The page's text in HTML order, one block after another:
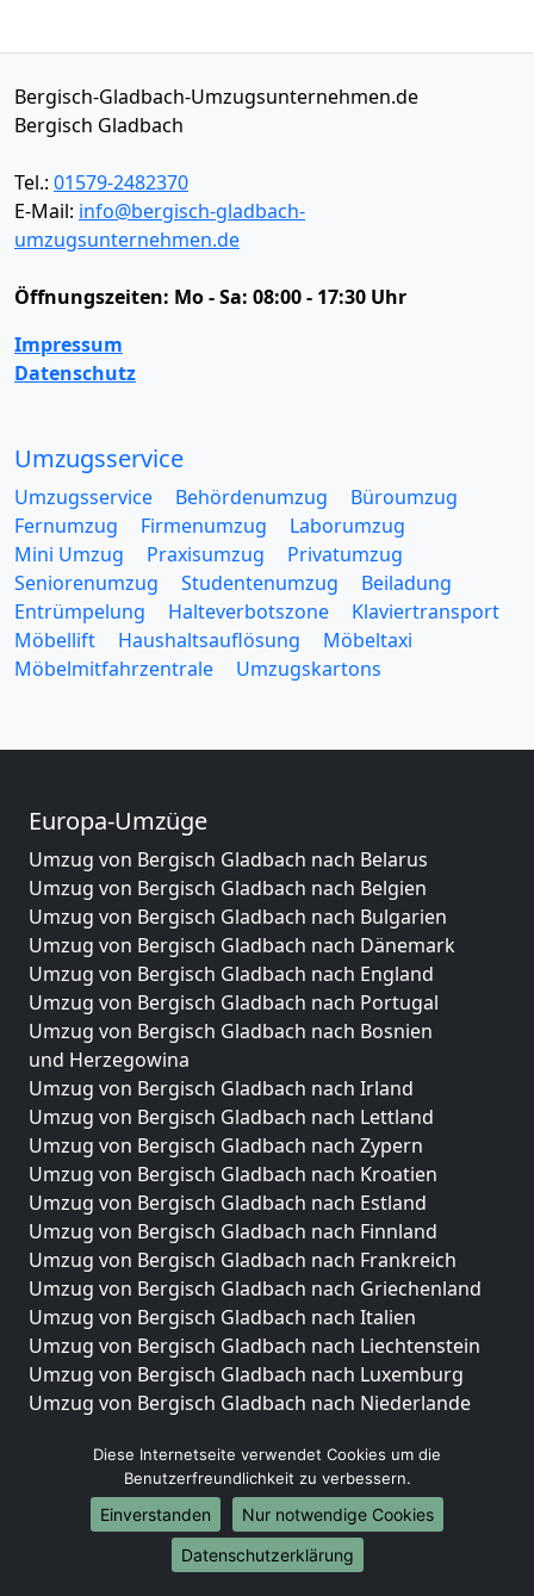
Bergisch-Gladbach-Umzugsunternehmen.de
Bergisch Gladbach
Tel.: 01579-2482370
E-Mail: info@bergisch-gladbach-
umzugsunternehmen.de
Öffnungszeiten: Mo - Sa: 08:00 - 17:30 Uhr
Impressum
Datenschutz
Umzugsservice
Umzugsservice Behördenumzug
Büroumzug
Fernumzug
Firmenumzug
Laborumzug
Mini Umzug
Praxisumzug
Privatumzug
Seniorenumzug
Studentenumzug
Beiladung
Entrümpelung
Halteverbotszone
Klaviertransport
Möbellift
Haushaltsauflösung
Möbeltaxi
Möbelmitfahrzentrale
Umzugskartons
Europa-Umzüge
Umzug von Bergisch Gladbach nach Belarus
Umzug von Bergisch Gladbach nach Belgien
Umzug von Bergisch Gladbach nach Bulgarien
Umzug von Bergisch Gladbach nach Dänemark
Umzug von Bergisch Gladbach nach England
Umzug von Bergisch Gladbach nach Portugal
Umzug von Bergisch Gladbach nach Bosnien
und Herzegowina
Umzug von Bergisch Gladbach nach Irland
Umzug von Bergisch Gladbach nach Lettland
Umzug von Bergisch Gladbach nach Zypern
Umzug von Bergisch Gladbach nach Kroatien
Umzug von Bergisch Gladbach nach Estland
Umzug von Bergisch Gladbach nach Finnland
Umzug von Bergisch Gladbach nach Frankreich
Umzug von Bergisch Gladbach nach Griechenland
Umzug von Bergisch Gladbach nach Italien
Umzug von Bergisch Gladbach nach Liechtenstein
Umzug von Bergisch Gladbach nach Luxemburg
Umzug von Bergisch Gladbach nach Niederlande
Umzüge-Deutschlandweit
Umzug von Bergisch Gladbach nach Berlin
Umzug von Bergisch Gladbach nach Hamburg
Umzug von Bergisch Gladbach nach München
Diese Internetseite verwendet Cookies um die
Benutzerfreundlichkeit zu verbessern.
Einverstanden
Nur notwendige Cookies
Datenschutzerklärung